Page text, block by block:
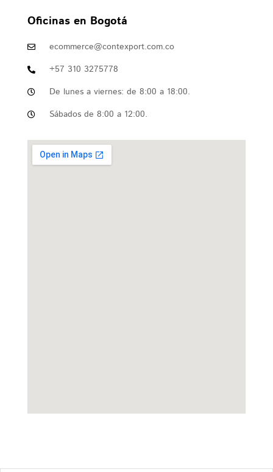
Oficinas en Bogotá
ecommerce@contexport.com.co
+57 310 3275778
De lunes a viernes: de 8:00 a 18:00.
Sábados de 8:00 a 12:00.